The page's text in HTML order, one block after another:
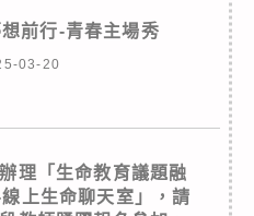
前行-青春主場秀
03-20
理「生命教育議題融
上生命聊天室」，請